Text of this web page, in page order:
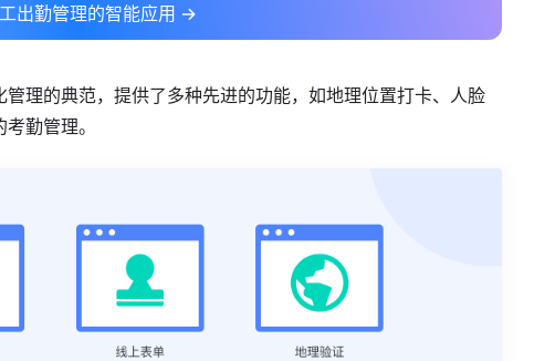
出勤管理的智能应用 →
理的典范，提供了多种先进的功能，如地理位置打卡、人脸
勤管理。